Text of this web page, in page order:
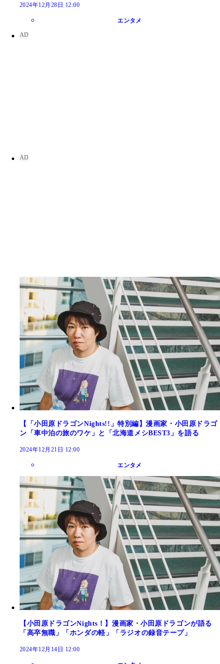
2024年12月28日 12:00
エンタメ
【「小田原ドラゴンNights!!」特別編】漫画家・小田原ドラゴ
ン「車中泊の旅のワケ」と「北海道メシBEST3」を語る
2024年12月21日 12:00
エンタメ
【小田原ドラゴンNights！】漫画家・小田原ドラゴンが語る
「高卒無職」「ホンダの軽」「ラジオの録音テープ」
2024年12月14日 12:00